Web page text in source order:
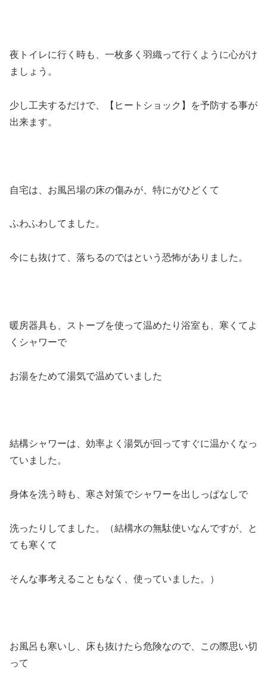
夜トイレに行く時も、一枚多く羽織って行くように心がけ
ましょう。
少し工夫するだけで、【ヒートショック】を予防する事が
出来ます。
自宅は、お風呂場の床の傷みが、特にがひどくて
ふわふわしてました。
今にも抜けて、落ちるのではという恐怖がありました。
暖房器具も、ストーブを使って温めたり浴室も、寒くてよ
くシャワーで
お湯をためて湯気で温めていました
結構シャワーは、効率よく湯気が回ってすぐに温かくなっ
ていました。
身体を洗う時も、寒さ対策でシャワーを出しっぱなしで
洗ったりしてました。（結構水の無駄使いなんですが、と
ても寒くて
そんな事考えることもなく、使っていました。）
お風呂も寒いし、床も抜けたら危険なので、この際思い切
って